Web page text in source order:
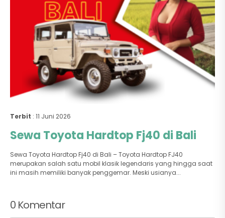
Terbit : 11 Juni 2026
Sewa Toyota Hardtop Fj40 di Bali
Sewa Toyota Hardtop Fj40 di Bali – Toyota Hardtop FJ40
merupakan salah satu mobil klasik legendaris yang hingga saat
ini masih memiliki banyak penggemar. Meski usianya...
0 Komentar